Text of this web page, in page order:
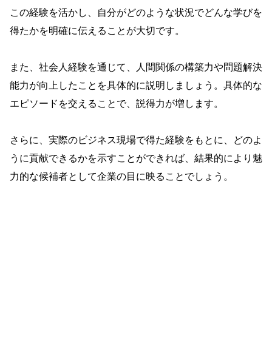
この経験を活かし、自分がどのような状況でどんな学びを
得たかを明確に伝えることが大切です。
また、社会人経験を通じて、人間関係の構築力や問題解決
能力が向上したことを具体的に説明しましょう。具体的な
エピソードを交えることで、説得力が増します。
さらに、実際のビジネス現場で得た経験をもとに、どのよ
うに貢献できるかを示すことができれば、結果的により魅
力的な候補者として企業の目に映ることでしょう。